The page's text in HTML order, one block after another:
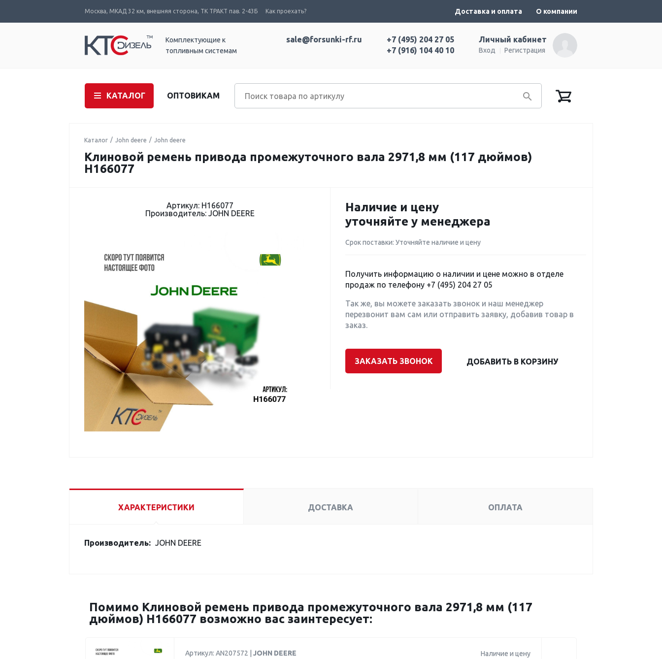
Москва, МКАД 32 км, внешняя сторона, ТК ТРАКТ пав. 2-43Б Как проехать? Доставка и оплата О компании
Комплектующие к
топливным системам
Личный кабинет
Вход Регистрация
+7 (495) 204 27 05
+7 (916) 104 40 10
sale@forsunki-rf.ru
КАТАЛОГ ОПТОВИКАМ
Каталог John deere John deere
Клиновой ремень привода промежуточного вала 2971,8 мм (117 дюймов)
H166077
Артикул: H166077
Производитель: JOHN DEERE
Наличие и цену
уточняйте у менеджера
Срок поставки: Уточняйте наличие и цену
Получить информацию о наличии и цене можно в отделе
продаж по телефону +7 (495) 204 27 05
Так же, вы можете заказать звонок и наш менеджер
перезвонит вам сам или отправить заявку, добавив товар в
заказ.
ЗАКАЗАТЬ ЗВОНОК ДОБАВИТЬ В КОРЗИНУ
ХАРАКТЕРИСТИКИ ДОСТАВКА ОПЛАТА
Производитель: JOHN DEERE
Помимо Клиновой ремень привода промежуточного вала 2971,8 мм (117
дюймов) H166077 возможно вас заинтересует:
Артикул: AN207572 | JOHN DEERE
Наличие и цену